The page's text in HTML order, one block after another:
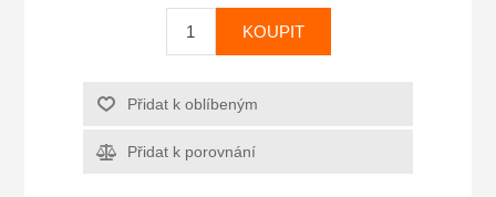
KOUPIT
Přidat k oblíbeným
Přidat k porovnání